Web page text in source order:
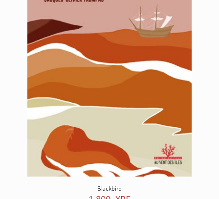
Blackbird